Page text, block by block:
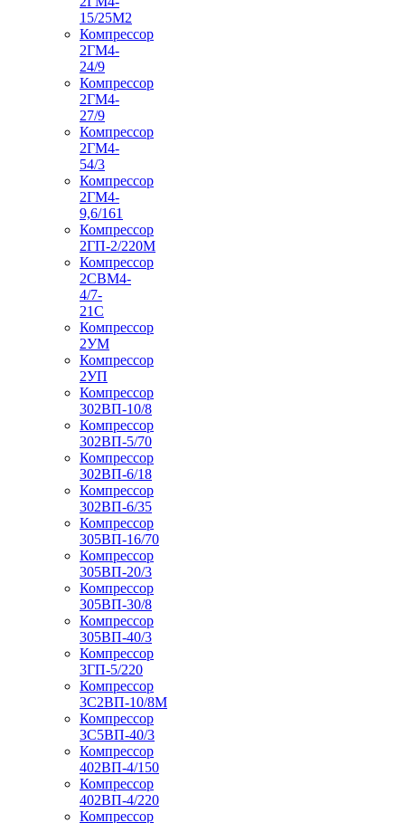
15/25М2
Компрессор
2ГМ4-
24/9
Компрессор
2ГМ4-
27/9
Компрессор
2ГМ4-
54/3
Компрессор
2ГМ4-
9,6/161
Компрессор
2ГП-2/220М
Компрессор
2СВМ4-
4/7-
21С
Компрессор
2УМ
Компрессор
2УП
Компрессор
302ВП-10/8
Компрессор
302ВП-5/70
Компрессор
302ВП-6/18
Компрессор
302ВП-6/35
Компрессор
305ВП-16/70
Компрессор
305ВП-20/3
Компрессор
305ВП-30/8
Компрессор
305ВП-40/3
Компрессор
3ГП-5/220
Компрессор
3С2ВП-10/8М
Компрессор
3С5ВП-40/3
Компрессор
402ВП-4/150
Компрессор
402ВП-4/220
Компрессор